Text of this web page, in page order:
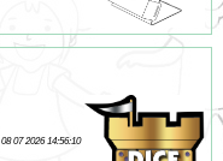
08 07 2026 14:56:10